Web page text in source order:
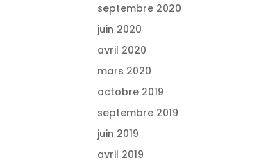
septembre 2020
juin 2020
avril 2020
mars 2020
octobre 2019
septembre 2019
juin 2019
avril 2019